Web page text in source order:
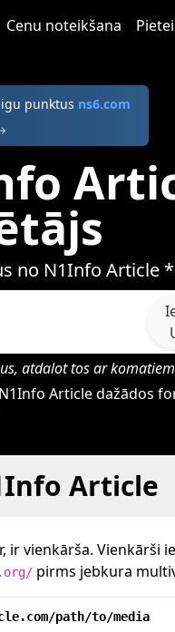
Cenu noteikšana
punktus ns6.com
no N1Info Article *
atdalot tos ar
Article dažādos
Article
vienkārša. Vienkārši
pirms jebkura
path/to/media